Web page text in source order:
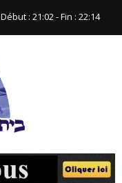
: 21:02‬ - Fin : ‪22:14‬